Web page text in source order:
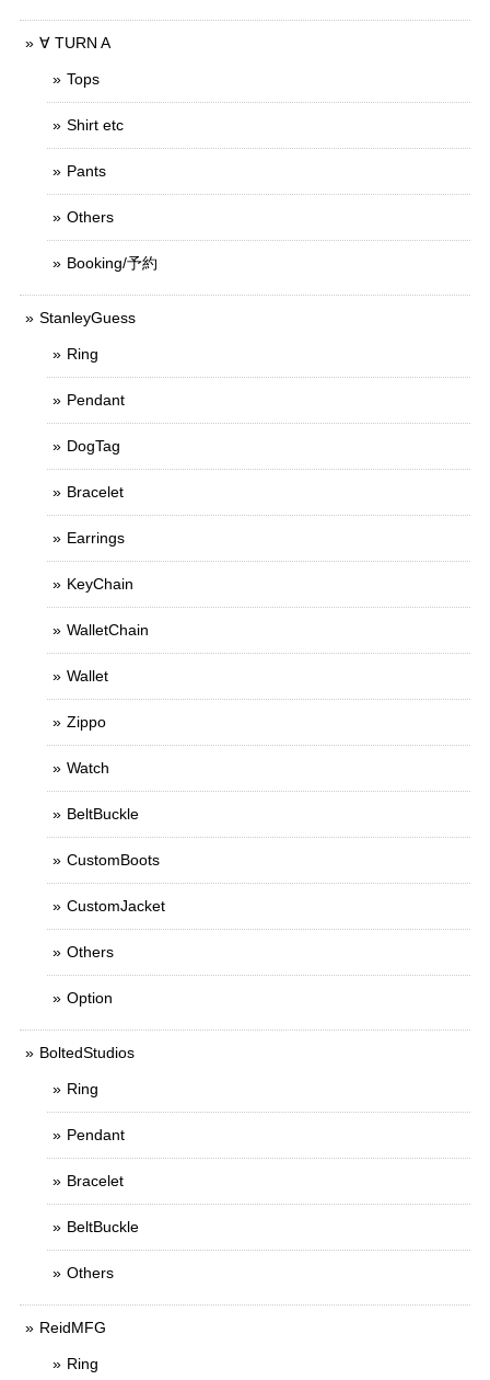
∀ TURN A
Tops
Shirt etc
Pants
Others
Booking/予約
StanleyGuess
Ring
Pendant
DogTag
Bracelet
Earrings
KeyChain
WalletChain
Wallet
Zippo
Watch
BeltBuckle
CustomBoots
CustomJacket
Others
Option
BoltedStudios
Ring
Pendant
Bracelet
BeltBuckle
Others
ReidMFG
Ring